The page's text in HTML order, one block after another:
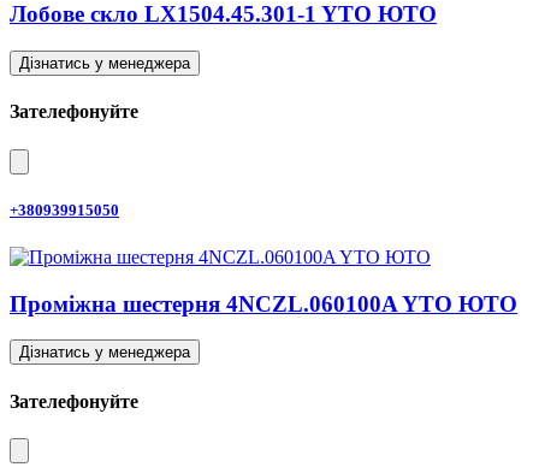
Лобове скло LX1504.45.301-1 YTO ЮТО
Дізнатись у менеджера
Зателефонуйте
+380939915050
Проміжна шестерня 4NCZL.060100A YTO ЮТО
Дізнатись у менеджера
Зателефонуйте